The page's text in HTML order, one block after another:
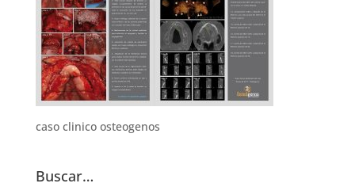
caso clinico osteogenos
Buscar…